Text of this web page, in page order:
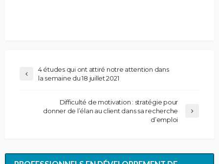
4 études qui ont attiré notre attention dans
la semaine du 18 juillet 2021
Difficulté de motivation : stratégie pour
donner de l’élan au client dans sa recherche
d’emploi